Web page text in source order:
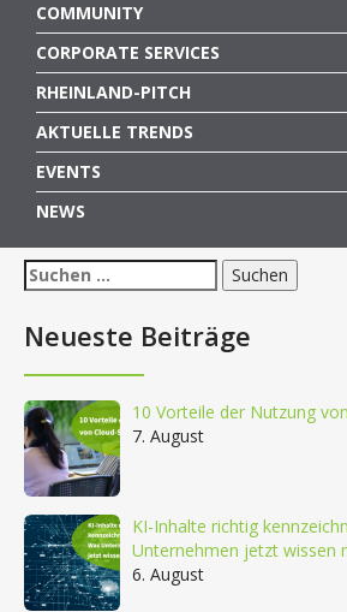
COMMUNITY
CORPORATE SERVICES
RHEINLAND-PITCH
AKTUELLE TRENDS
EVENTS
NEWS
Suchen
nach:
Neueste Beiträge
10 Vorteile der Nutzung
7. August
KI-Inhalte richtig
Unternehmen jetzt wissen
6. August